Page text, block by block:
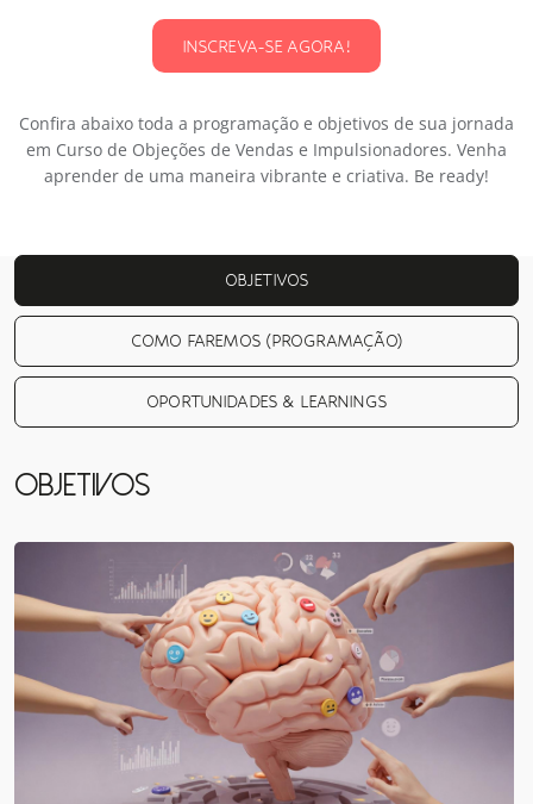
INSCREVA-SE AGORA!
Confira abaixo toda a programação e objetivos de sua jornada
em Curso de Objeções de Vendas e Impulsionadores. Venha
aprender de uma maneira vibrante e criativa. Be ready!
OBJETIVOS
COMO FAREMOS (PROGRAMAÇÃO)
OPORTUNIDADES & LEARNINGS
OBJETIVOS